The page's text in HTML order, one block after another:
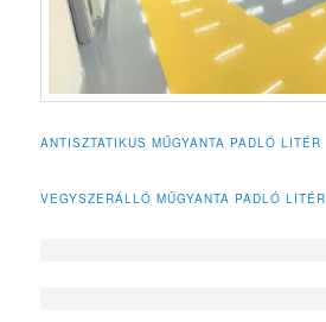
ANTISZTATIKUS MŰGYANTA PADLÓ LITÉR
VEGYSZERÁLLÓ MŰGYANTA PADLÓ LITÉR